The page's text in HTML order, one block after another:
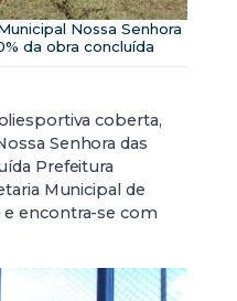
Nossa Senhora
da obra concluída
coberta,
Senhora das
Prefeitura
Municipal de
e encontra-se com